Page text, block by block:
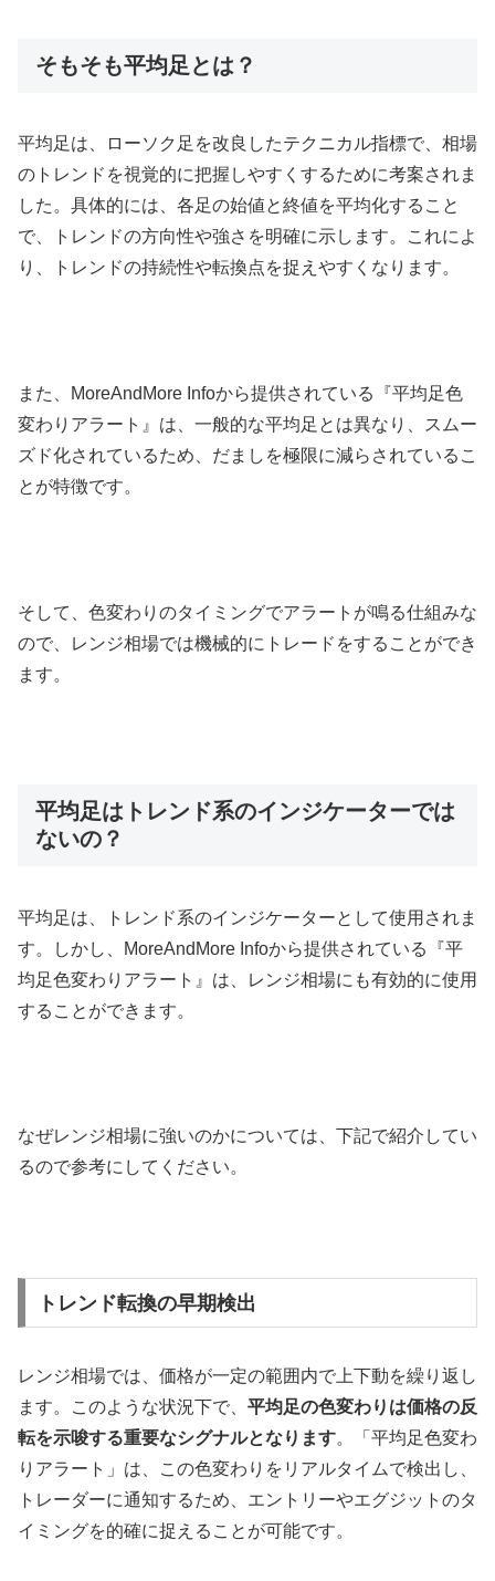
そもそも平均足とは？
平均足は、ローソク足を改良したテクニカル指標で、相場
のトレンドを視覚的に把握しやすくするために考案されま
した。​具体的には、各足の始値と終値を平均化すること
で、トレンドの方向性や強さを明確に示します。​これによ
り、トレンドの持続性や転換点を捉えやすくなります。​
また、 MoreAndMore Infoから提供されている『平均足色
変わりアラート』は、一般的な平均足とは異なり、スムー
ズド化されているため、だましを極限に減らされているこ
とが特徴です。
そして、色変わりのタイミングでアラートが鳴る仕組みな
ので、レンジ相場では機械的にトレードをすることができ
ます。
平均足はトレンド系のインジケーターでは
ないの？
平均足は、トレンド系のインジケーターとして使用されま
す。しかし、
MoreAndMore Infoから提供されている『平
均足色変わりアラート』は、レンジ相場にも有効的に使用
することができます。
なぜレンジ相場に強いのかについては、下記で紹介してい
るので参考にしてください。
トレンド転換の早期検出
レンジ相場では、価格が一定の範囲内で上下動を繰り返し
ます。​このような状況下で、 平均足の色変わりは価格の反
転を示唆する重要なシグナルとなります。​「平均足色変わ
りアラート」は、この色変わりをリアルタイムで検出し、
トレーダーに通知するため、エントリーやエグジットのタ
イミングを的確に捉えることが可能です。